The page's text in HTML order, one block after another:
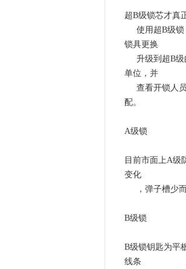
超B级锁芯才真
使用超B级锁
锁具更换
升级到超B
单位，并
查看开锁人
配。
A级锁
目前市面上A级
变化
，弹子槽少
B级锁
B级锁钥匙为平
线条